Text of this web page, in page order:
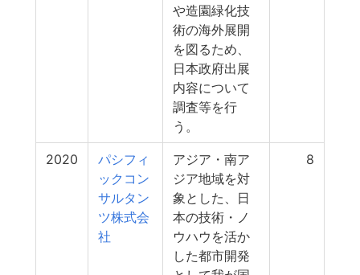
や造園緑化技
術の海外展開
を図るため、
日本政府出展
内容について
調査等を行
う。
2020
パシフィ
ックコン
サルタン
ツ株式会
社
アジア・南ア
ジア地域を対
象とした、日
本の技術・ノ
ウハウを活か
した都市開発
8